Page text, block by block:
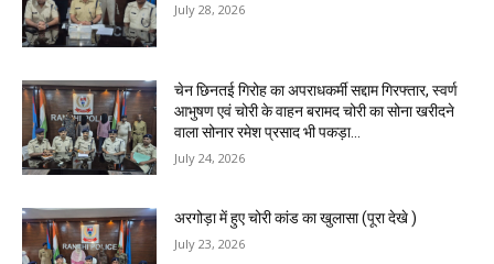
July 28, 2026
चेन छिनतई गिरोह का अपराधकर्मी सद्दाम गिरफ्तार, स्वर्ण
आभुषण एवं चोरी के वाहन बरामद चोरी का सोना खरीदने
वाला सोनार रमेश प्रसाद भी पकड़ा...
July 24, 2026
अरगोड़ा में हुए चोरी कांड का खुलासा (पूरा देखे )
July 23, 2026